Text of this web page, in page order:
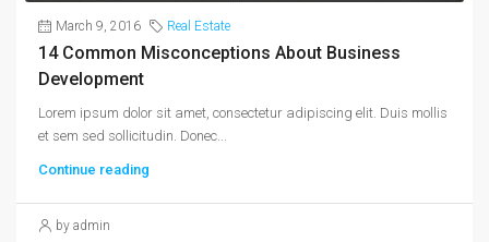
March 9, 2016 Real Estate
14 Common Misconceptions About Business
Development
Lorem ipsum dolor sit amet, consectetur adipiscing elit. Duis mollis
et sem sed sollicitudin. Donec...
Continue reading
by admin